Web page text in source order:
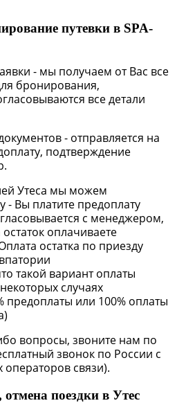
путевки в SPA-
- мы получаем от Вас все
бронирования,
все детали
- отправляется на
подтверждение
Утеса мы можем
- Вы платите предоплату
с менеджером,
оплачиваете
остатка по приезду
такой вариант оплаты
случаях
предоплаты или 100% оплаты
вопросы, звоните нам по
звонок по России с
связи).
поездки в Утес